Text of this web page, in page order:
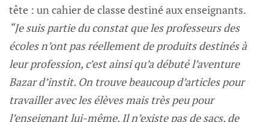
tête : un cahier de classe destiné aux enseignants.
“Je suis partie du constat que les professeurs des
écoles n’ont pas réellement de produits destinés à
leur profession, c’est ainsi qu’a débuté l’aventure
Bazar d’instit. On trouve beaucoup d’articles pour
travailler avec les élèves mais très peu pour
l’enseignant lui-même. Il n’existe pas de sacs, de